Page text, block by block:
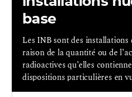
base
Les INB sont des
raison de la quantité ou de
radioactives qu’elles
dispositions particulières en
et l’environnement.